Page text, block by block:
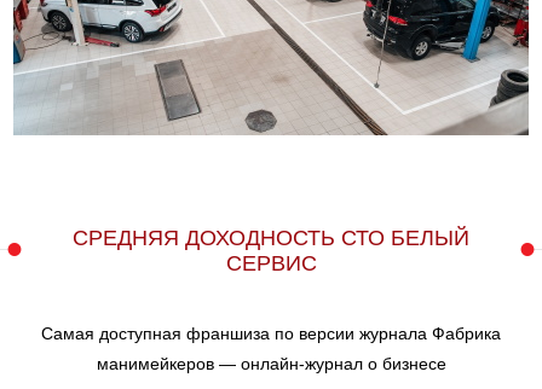
СРЕДНЯЯ ДОХОДНОСТЬ СТО БЕЛЫЙ
СЕРВИС
Самая доступная франшиза по версии журнала Фабрика
манимейкеров — онлайн-журнал о бизнесе